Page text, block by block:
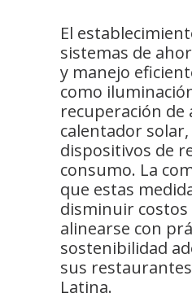
El
sistemas de
y manejo
como
recuperación de
calentador
dispositivos de
consumo. La
que estas
disminuir
alinearse con
sostenibilidad
sus
Latina.